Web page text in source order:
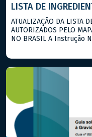
LISTA DE
ATUALIZAÇÃO DA LISTA
AUTORIZADOS PELO
NO BRASIL A Instrução
alimentação humana e